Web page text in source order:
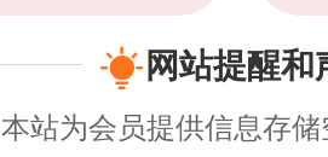
网站提醒和
本站为会员提供信息存